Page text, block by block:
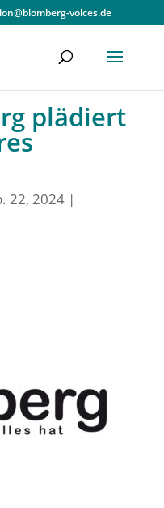
voices.de
plädiert
22, 2024|